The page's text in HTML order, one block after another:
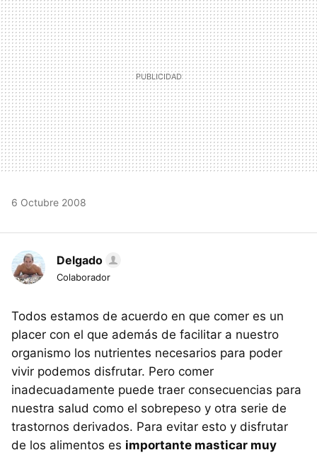
6 Octubre 2008
Delgado
Colaborador
Todos estamos de acuerdo en que comer es un
placer con el que además de facilitar a nuestro
organismo los nutrientes necesarios para poder
vivir podemos disfrutar. Pero comer
inadecuadamente puede traer consecuencias para
nuestra salud como el sobrepeso y otra serie de
trastornos derivados. Para evitar esto y disfrutar
de los alimentos es importante masticar muy